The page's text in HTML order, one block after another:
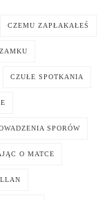
CZEMU ZAPŁAKAŁEŚ
CZUŁE SPOTKANIA
SPORÓW
O MATCE